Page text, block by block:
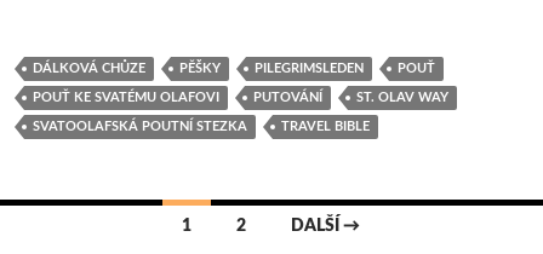
DÁLKOVÁ CHŮZE PĚŠKY PILEGRIMSLEDEN POUŤ
POUŤ KE SVATÉMU OLAFOVI PUTOVÁNÍ ST. OLAV WAY
SVATOOLAFSKÁ POUTNÍ STEZKA TRAVEL BIBLE
1 2 DALŠÍ →